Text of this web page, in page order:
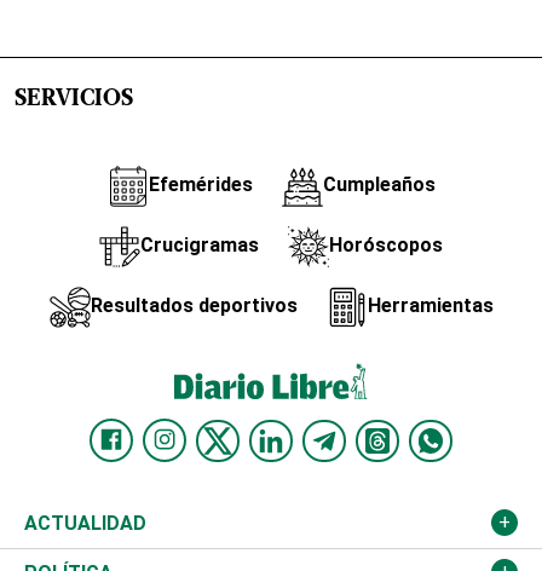
SERVICIOS
Efemérides Cumpleaños
Crucigramas Horóscopos
Resultados deportivos Herramientas
ACTUALIDAD